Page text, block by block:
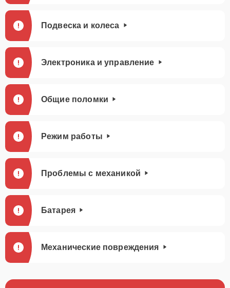
Подвеска и колеса
Электроника и управление
Общие поломки
Режим работы
Проблемы с механикой
Батарея
Механические повреждения